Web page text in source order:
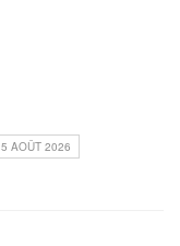
5 AOÛT 2026